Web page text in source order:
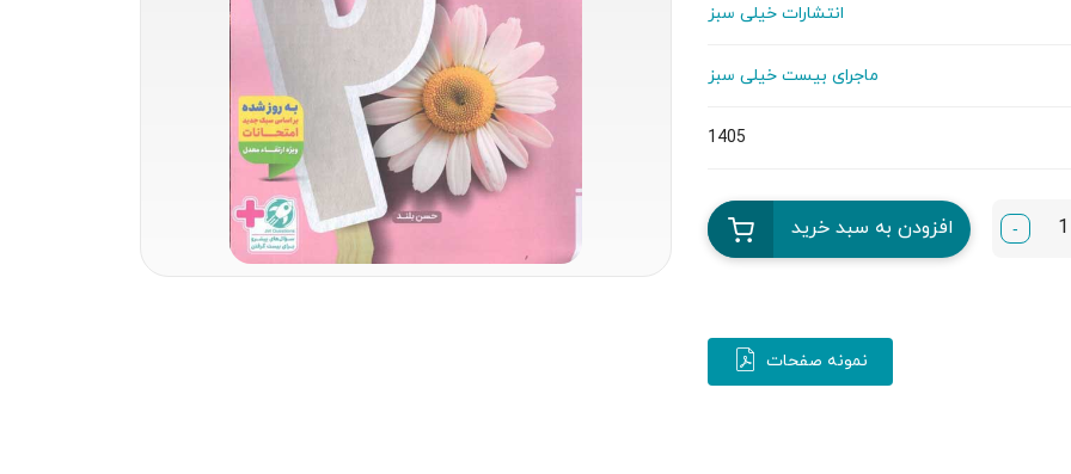
انتشارات خیلی سبز
ماجرای بیست خیلی سبز
1405
- افزودن به سبد خرید
نمونه صفحات